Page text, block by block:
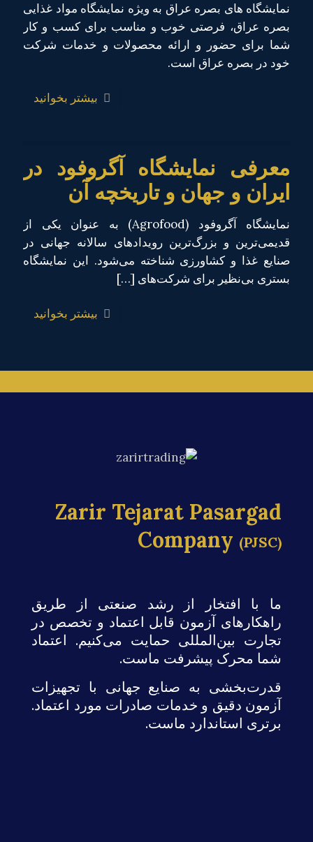
نمایشگاه های بصره عراق به ویژه نمایشگاه مواد غذایی
بصره عراق، فرصتی خوب و مناسب برای کسب و کار
شما برای حضور و ارائه محصولات و خدمات شرکت
خود در بصره عراق است.
بیشتر بخوانید
معرفی نمایشگاه آگروفود در
ایران و جهان و تاریخچه آن
نمایشگاه آگروفود (Agrofood) به عنوان یکی از
قدیمی‌ترین و بزرگ‌ترین رویدادهای سالانه جهانی در
صنایع غذا و کشاورزی شناخته می‌شود. این نمایشگاه
بستری بی‌نظیر برای شرکت‌های […]
بیشتر بخوانید
Zarir Tejarat Pasargad
Company (PJSC)
ما با افتخار از رشد صنعتی از طریق
راهکارهای آزمون قابل اعتماد و تخصص در
تجارت بین‌المللی حمایت می‌کنیم. اعتماد
شما محرک پیشرفت ماست.
قدرت‌بخشی به صنایع جهانی با تجهیزات
آزمون دقیق و خدمات صادرات مورد اعتماد.
برتری استاندارد ماست.